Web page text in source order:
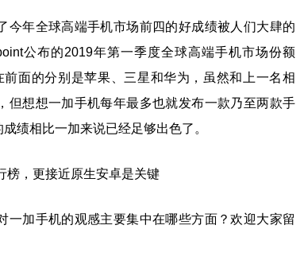
今年全球高端手机市场前四的好成绩被人们大肆的
公布的2019年第一季度全球高端手机市场份额
面的分别是苹果、三星和华为，虽然和上一名相
但想想一加手机每年最多也就发布一款乃至两款手
绩相比一加来说已经足够出色了。
一加手机的观感主要集中在哪些方面？欢迎大家留